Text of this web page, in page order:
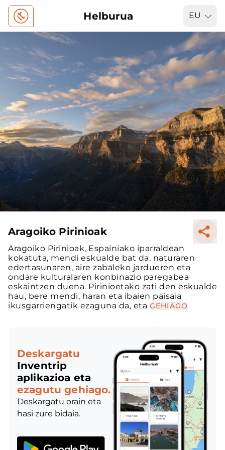
Helburua EU
Aragoiko Pirinioak
Aragoiko Pirinioak, Espainiako iparraldean
kokatuta, mendi eskualde bat da, naturaren
edertasunaren, aire zabaleko jardueren eta
ondare kulturalaren konbinazio paregabea
eskaintzen duena. Pirinioetako zati den eskualde
hau, bere mendi, haran eta ibaien paisaia
ikusgarriengatik ezaguna da, eta GEHIAGO
Deskargatu
Inventrip
aplikazioa eta
ezagutu gehiago.
Deskargatu orain eta
hasi zure bidaia.